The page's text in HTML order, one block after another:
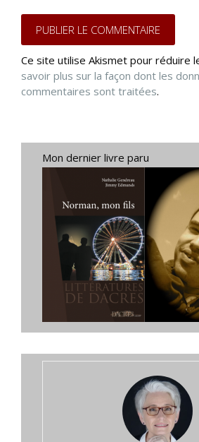
Ce site utilise Akismet pour réduire
savoir plus sur la façon dont les
commentaires sont traitées.
Mon dernier livre paru